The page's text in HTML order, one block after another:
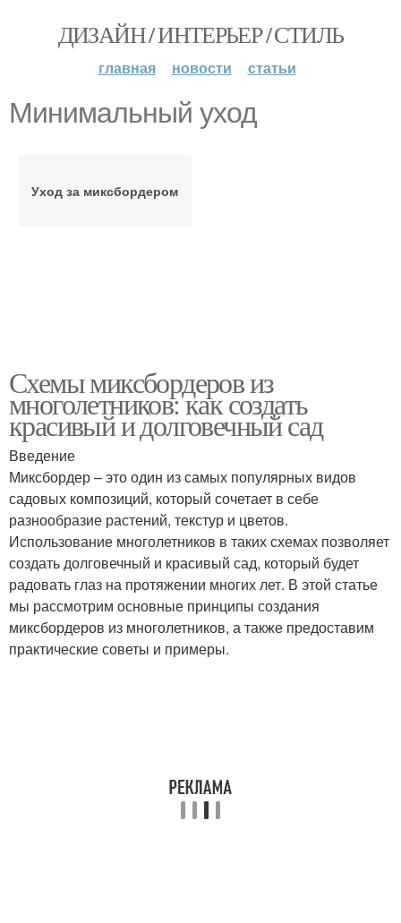
ДИЗАЙН / ИНТЕРЬЕР / СТИЛЬ
главная новости статьи
Минимальный уход
Уход за миксбордером
Схемы миксбордеров из
многолетников: как создать
красивый и долговечный сад
Введение
Миксбордер – это один из самых популярных видов
садовых композиций, который сочетает в себе
разнообразие растений, текстур и цветов.
Использование многолетников в таких схемах позволяет
создать долговечный и красивый сад, который будет
радовать глаз на протяжении многих лет. В этой статье
мы рассмотрим основные принципы создания
миксбордеров из многолетников, а также предоставим
практические советы и примеры.